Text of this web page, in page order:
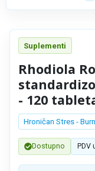
Suplementi
Rhodiola
- 120
Hroničan Stres -
Dostupno PDV